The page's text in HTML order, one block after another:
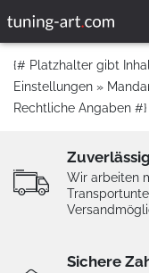
{# Platzhalter gibt
Einstellungen »
Rechtliche Angaben
Wir arbeiten
Sichere